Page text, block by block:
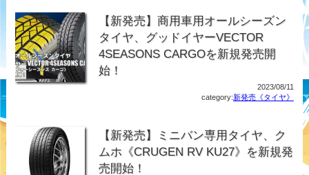
【新発売】商用車用オールシーズン
タイヤ、グッドイヤーVECTOR
4SEASONS CARGOを新規発売開
始！
2023/08/11
category:新発売《タイヤ》
【新発売】ミニバン専用タイヤ、ク
ムホ《CRUGEN RV KU27》を新規発
売開始！